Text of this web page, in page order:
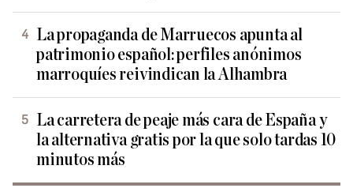
La propaganda de Marruecos apunta al
patrimonio español: perfiles anónimos
marroquíes reivindican la Alhambra
La carretera de peaje más cara de España y
la alternativa gratis por la que solo tardas 10
minutos más